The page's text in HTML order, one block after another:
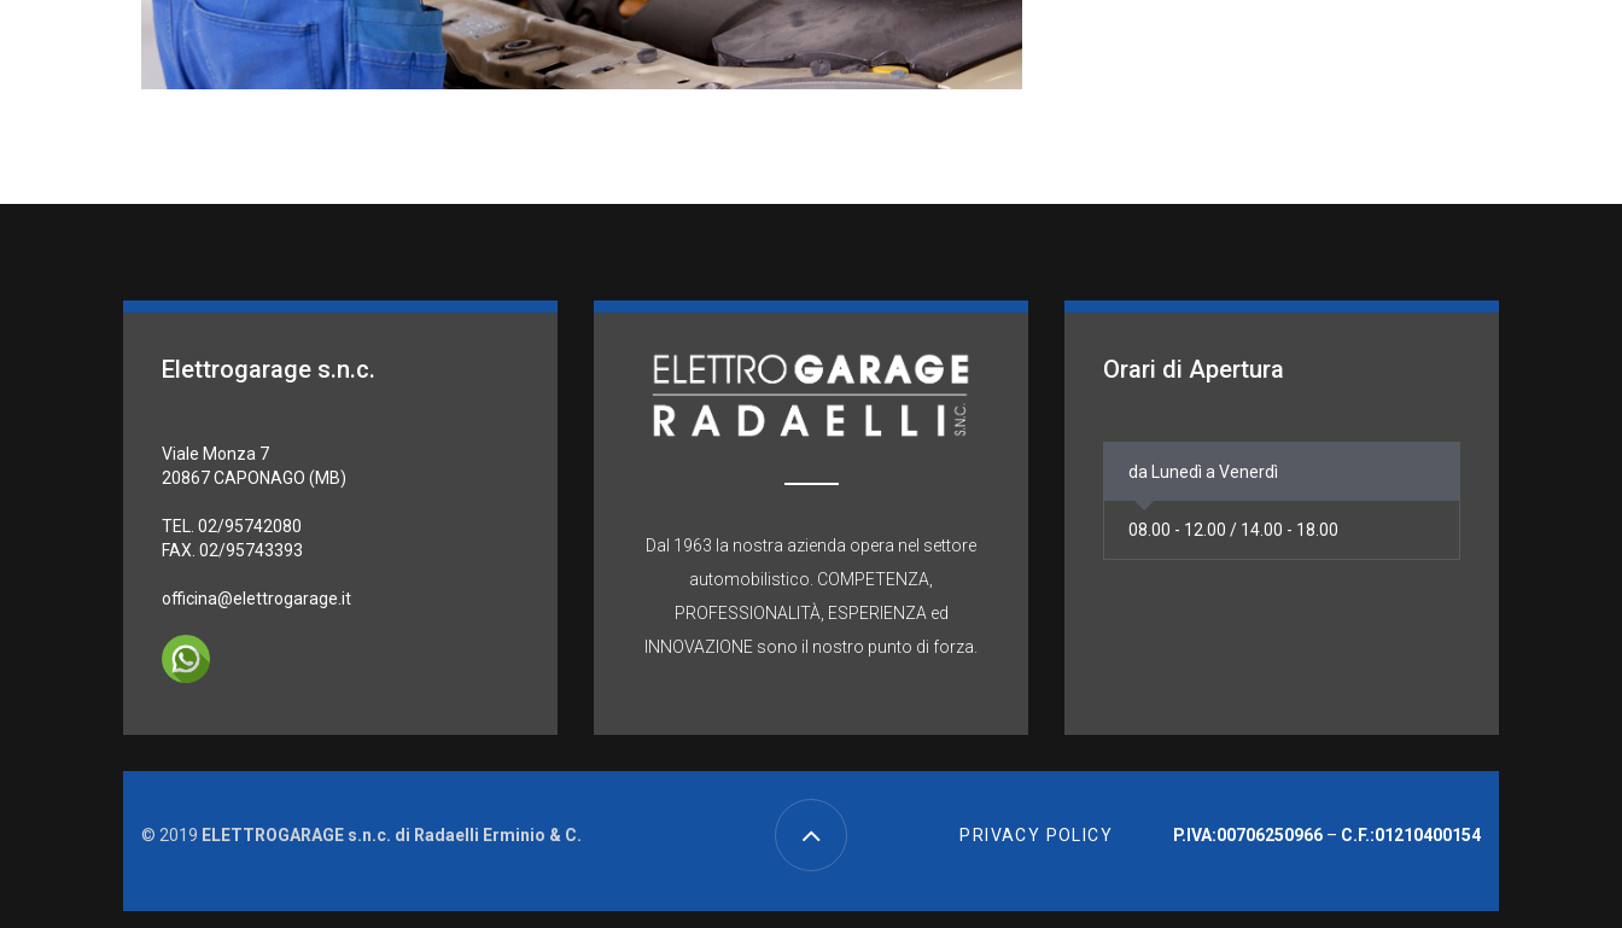
Elettrogarage s.n.c.
Viale Monza 7
20867 CAPONAGO (MB)
TEL. 02/95742080
FAX. 02/95743393
officina@elettrogarage.it
Dal 1963 la nostra azienda opera nel settore
automobilistico. COMPETENZA,
PROFESSIONALITÀ, ESPERIENZA ed
INNOVAZIONE sono il nostro punto di forza.
Orari di Apertura
da Lunedì a Venerdì
08.00 - 12.00 / 14.00 - 18.00
© 2019 ELETTROGARAGE s.n.c. di Radaelli Erminio & C. PRIVACY POLICY P.IVA:00706250966 – C.F.:01210400154